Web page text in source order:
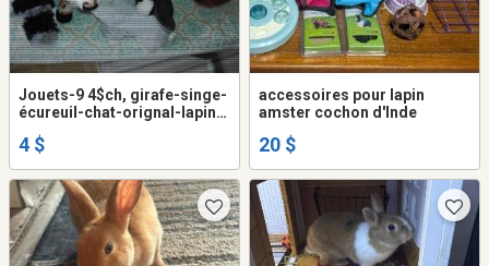
Jouets-9 4$ch, girafe-singe-
écureuil-chat-orignal-lapin-
4 $
accessoires pour lapin
amster cochon d'Inde
20 $